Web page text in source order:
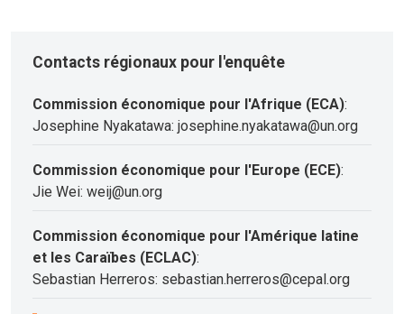
Contacts régionaux pour l'enquête
Commission économique pour l'Afrique (ECA):
Josephine Nyakatawa: josephine.nyakatawa@un.org
Commission économique pour l'Europe (ECE):
Jie Wei: weij@un.org
Commission économique pour l'Amérique latine
et les Caraïbes (ECLAC):
Sebastian Herreros: sebastian.herreros@cepal.org